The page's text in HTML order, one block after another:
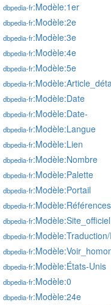
dbpedia-fr:Modèle:1er
dbpedia-fr:Modèle:2e
dbpedia-fr:Modèle:3e
dbpedia-fr:Modèle:4e
dbpedia-fr:Modèle:5e
dbpedia-fr
dbpedia-fr:Modèle:Date
dbpedia-fr:Modèle:Date-
dbpedia-fr:Modèle:Langue
dbpedia-fr:Modèle:Lien
dbpedia-fr:Modèle:Nombre
dbpedia-fr:Modèle:Palette
dbpedia-fr:Modèle:Portail
dbpedia-fr:Modèle:Références
dbpedia-fr:Modèle:Site_officiel
dbpedia-fr
dbpedia-fr
dbpedia-fr:Modèle:États-Unis
dbpedia-fr:Modèle:0
dbpedia-fr:Modèle:24e